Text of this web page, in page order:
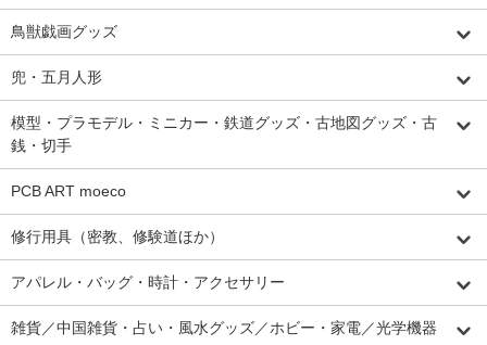
鳥獣戯画グッズ
兜・五月人形
模型・プラモデル・ミニカー・鉄道グッズ・古地図グッズ・古
銭・切手
PCB ART moeco
修行用具（密教、修験道ほか）
アパレル・バッグ・時計・アクセサリー
雑貨／中国雑貨・占い・風水グッズ／ホビー・家電／光学機器